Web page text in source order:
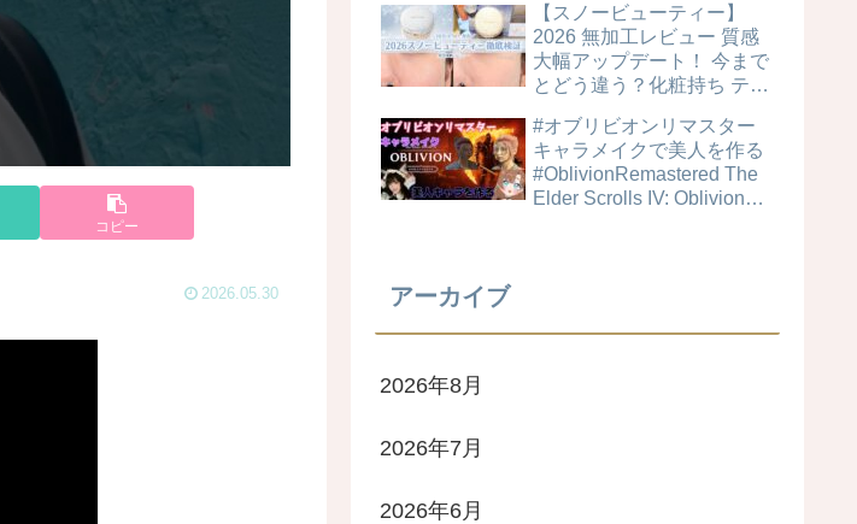
コピー
2026.05.30
【スノービューティー】
2026 無加工レビュー 質感
大幅アップデート！ 今まで
とどう違う？化粧持ち テカ
過検証！ ブライトニングス
キンケアパウダー 4MSK 美
白ケア
#オブリビオンリマスター
キャラメイクで美人を作る
#OblivionRemastered The
Elder Scrolls IV: Oblivion
アーカイブ
2026年8月
2026年7月
2026年6月